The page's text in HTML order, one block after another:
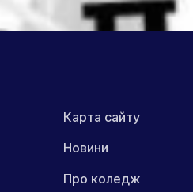
Карта сайту
Новини
Про коледж